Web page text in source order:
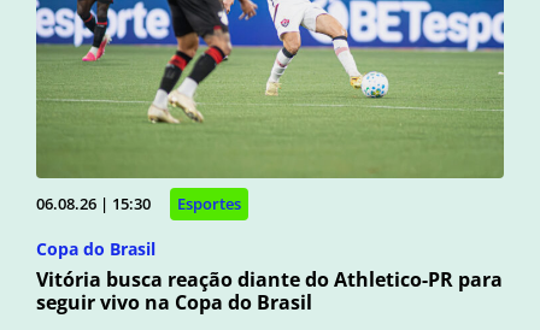
06.08.26 | 15:30 Esportes
Copa do Brasil
Vitória busca reação diante do Athletico-PR para
seguir vivo na Copa do Brasil